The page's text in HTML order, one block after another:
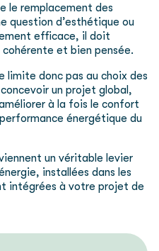
le remplacement des
question d’esthétique ou
efficace, il doit
cohérente et bien pensée.
limite donc pas au choix des
un projet global,
à la fois le confort
énergétique du
un véritable levier
installées dans les
intégrées à votre projet de